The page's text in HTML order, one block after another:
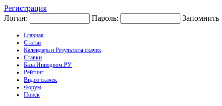
Регистрация
Логин:
Пароль: Запомнить
Главная
Статьи
Календарь и Результаты скачек
Ставки
База Ипподром.РУ
Рейтинг
Видео скачек
Форум
Поиск